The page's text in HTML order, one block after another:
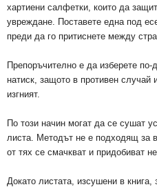
хартиени салфетки, които да
увреждане. Поставете една под
преди да го притиснете между
Препоръчително е да изберете по-
натиск, защото в противен случай
изгният.
По този начин могат да се сушат
листа. Методът не е подходящ за
от тях се смачкват и придобиват
Докато листата, изсушени в